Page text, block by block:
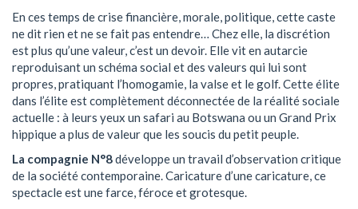
En ces temps de crise financière, morale, politique, cette caste
ne dit rien et ne se fait pas entendre… Chez elle, la discrétion
est plus qu’une valeur, c’est un devoir. Elle vit en autarcie
reproduisant un schéma social et des valeurs qui lui sont
propres, pratiquant l’homogamie, la valse et le golf. Cette élite
dans l’élite est complètement déconnectée de la réalité sociale
actuelle : à leurs yeux un safari au Botswana ou un Grand Prix
hippique a plus de valeur que les soucis du petit peuple.
La compagnie N°8développe un travail d’observation critique
de la société contemporaine. Caricature d’une caricature, ce
spectacle est une farce, féroce et grotesque.